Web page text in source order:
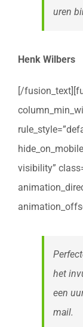
uren
Henk Wilbers
[/
visibility”
het
een
mail.